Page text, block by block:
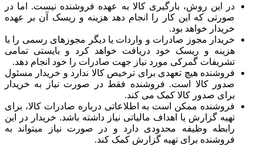
در این روش، بارگیری کالا به عهده فروشنده نیست. اما در
صورتی که این کار را انجام دهد هزینه و ریسک آن بر عهده
خریدار خواهد بود.
خریدار مجوز صادرات و واردات یا دیگر مجوزهای رسمی را با
هزینه و ریسک خود دریافت خواهد کرد و بایستی تمامی
تشریفات گمرکی مورد نیاز جهت صادرات را خود انجام دهد.
فروشنده هیچ تعهدی برای ترخیص کالا ندارد و خریدار مسئول
صدور کالا است. فروشنده فقط در صورت نیاز به خریدار
برای صدور کالا کمک می کند.
فروشنده ممکن است به اطلاعاتی درباره صادرات کالا، برای
تهیه گزارش یا اهداف مالیاتی نیاز داشته باشد. خریدار در این
رابطه وظیفه محدودی دارد و در صورت نیاز میتواند به
فروشنده برای تهیه گزارش کمک کند.